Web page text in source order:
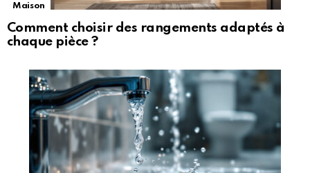
Maison
Comment choisir des rangements adaptés à
chaque pièce ?